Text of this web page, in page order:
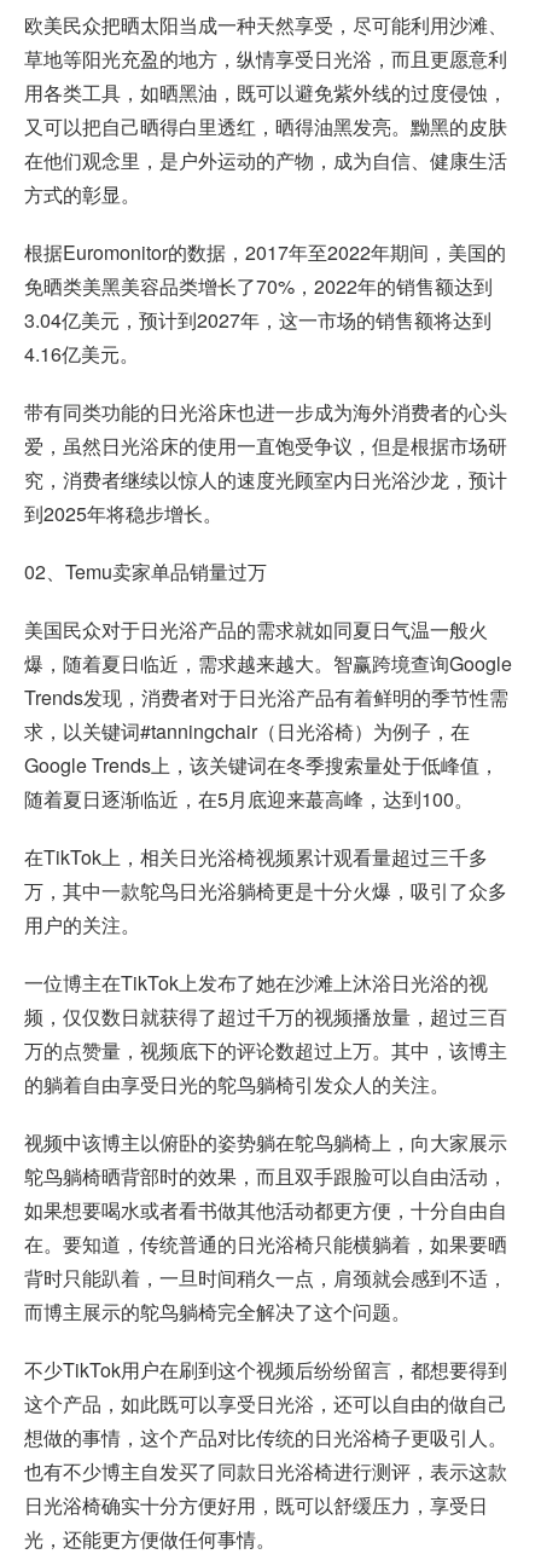
欧美民众把晒太阳当成一种天然享受，尽可能利用沙滩、
草地等阳光充盈的地方，纵情享受日光浴，而且更愿意利
用各类工具，如晒黑油，既可以避免紫外线的过度侵蚀，
又可以把自己晒得白里透红，晒得油黑发亮。黝黑的皮肤
在他们观念里，是户外运动的产物，成为自信、健康生活
方式的彰显。
根据Euromonitor的数据，2017年至2022年期间，美国的
免晒类美黑美容品类增长了70%，2022年的销售额达到
3.04亿美元，预计到2027年，这一市场的销售额将达到
4.16亿美元。
带有同类功能的日光浴床也进一步成为海外消费者的心头
爱，虽然日光浴床的使用一直饱受争议，但是根据市场研
究，消费者继续以惊人的速度光顾室内日光浴沙龙，预计
到2025年将稳步增长。
02、Temu卖家单品销量过万
美国民众对于日光浴产品的需求就如同夏日气温一般火
爆，随着夏日临近，需求越来越大。智赢跨境查询Google
Trends发现，消费者对于日光浴产品有着鲜明的季节性需
求，以关键词#tanningchair（日光浴椅）为例子，在
Google Trends上，该关键词在冬季搜索量处于低峰值，
随着夏日逐渐临近，在5月底迎来蕞高峰，达到100。
在TikTok上，相关日光浴椅视频累计观看量超过三千多
万，其中一款鸵鸟日光浴躺椅更是十分火爆，吸引了众多
用户的关注。
一位博主在TikTok上发布了她在沙滩上沐浴日光浴的视
频，仅仅数日就获得了超过千万的视频播放量，超过三百
万的点赞量，视频底下的评论数超过上万。其中，该博主
的躺着自由享受日光的鸵鸟躺椅引发众人的关注。
视频中该博主以俯卧的姿势躺在鸵鸟躺椅上，向大家展示
鸵鸟躺椅晒背部时的效果，而且双手跟脸可以自由活动，
如果想要喝水或者看书做其他活动都更方便，十分自由自
在。要知道，传统普通的日光浴椅只能横躺着，如果要晒
背时只能趴着，一旦时间稍久一点，肩颈就会感到不适，
而博主展示的鸵鸟躺椅完全解决了这个问题。
不少TikTok用户在刷到这个视频后纷纷留言，都想要得到
这个产品，如此既可以享受日光浴，还可以自由的做自己
想做的事情，这个产品对比传统的日光浴椅子更吸引人。
也有不少博主自发买了同款日光浴椅进行测评，表示这款
日光浴椅确实十分方便好用，既可以舒缓压力，享受日
光，还能更方便做任何事情。